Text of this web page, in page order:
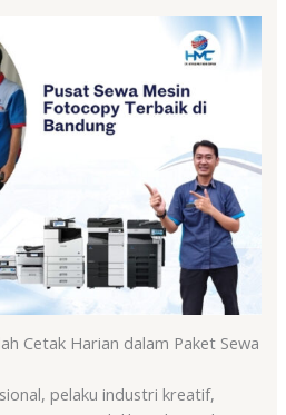
Cetak Harian dalam Paket Sewa
pelaku industri kreatif,